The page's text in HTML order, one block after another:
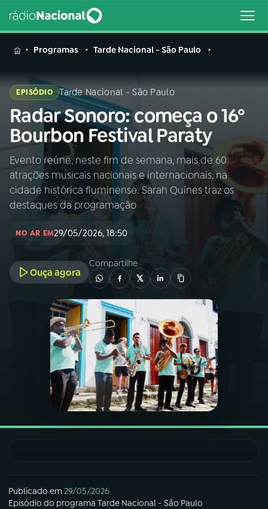
MENU
Buscar
na
Rádio
Nacional
Buscar
AO VIVO
INÍCIO
PROGRAMAÇÃO
PROGRAMAS
PODCASTS
08FESTIVAL DE MÚSICA
Programas Tarde Nacional - São Paulo
EPISÓDIO Tarde Nacional - São Paulo
Radar Sonoro: começa o 16º
Bourbon Festival Paraty
Evento reúne, neste fim de semana, mais de 60
atrações musicais nacionais e internacionais, na
cidade histórica fluminense. Sarah Quines traz os
destaques da programação
NO AR EM29/05/2026, 18:50
Ouça agora
Compartilhe
Publicado em29/05/2026
Episódio do programa Tarde Nacional - São Paulo